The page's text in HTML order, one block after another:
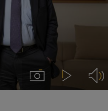
ImágenesVideos